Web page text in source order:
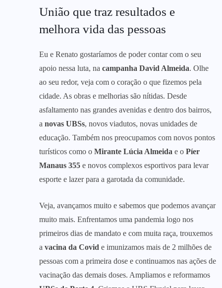
União que traz resultados e
melhora vida das pessoas
Eu e Renato gostaríamos de poder contar com o seu
apoio nessa luta, na campanha David Almeida. Olhe
ao seu redor, veja com o coração o que fizemos pela
cidade. As obras e melhorias são nítidas. Desde
asfaltamento nas grandes avenidas e dentro dos bairros,
a novas UBSs, novos viadutos, novas unidades de
educação. Também nos preocupamos com novos pontos
turísticos como o Mirante Lúcia Almeida e o Píer
Manaus 355 e novos complexos esportivos para levar
esporte e lazer para a garotada da comunidade.
Veja, avançamos muito e sabemos que podemos avançar
muito mais. Enfrentamos uma pandemia logo nos
primeiros dias de mandato e com muita raça, trouxemos
a vacina da Covid e imunizamos mais de 2 milhões de
pessoas com a primeira dose e continuamos nas ações de
vacinação das demais doses. Ampliamos e reformamos